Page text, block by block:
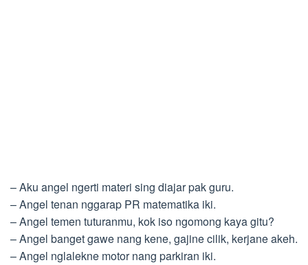
– Aku angel ngerti materi sing diajar pak guru.
– Angel tenan nggarap PR matematika iki.
– Angel temen tuturanmu, kok iso ngomong kaya gitu?
– Angel banget gawe nang kene, gajine cilik, kerjane akeh.
– Angel nglalekne motor nang parkiran iki.